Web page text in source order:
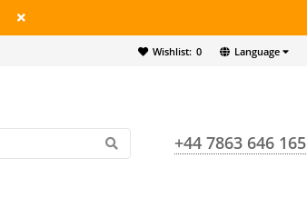
Language
Wishlist: 0
+44 7863 646 165